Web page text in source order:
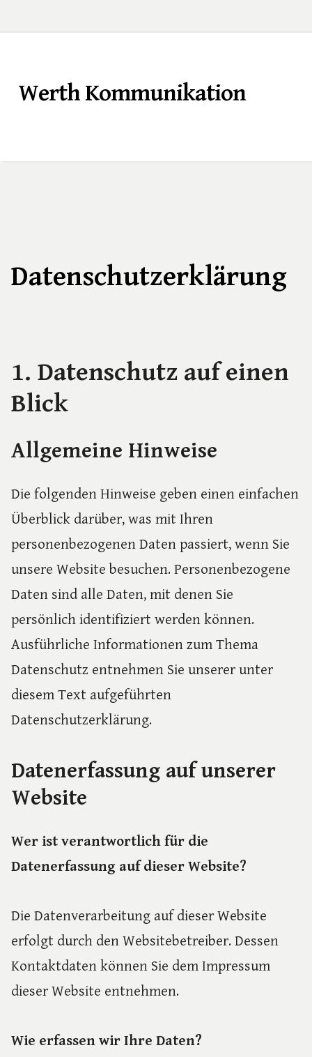
Werth Kommunikation
Datenschutzerklärung
1. Datenschutz auf einen
Blick
Allgemeine Hinweise
Die folgenden Hinweise geben einen einfachen
Überblick darüber, was mit Ihren
personenbezogenen Daten passiert, wenn Sie
unsere Website besuchen. Personenbezogene
Daten sind alle Daten, mit denen Sie
persönlich identifiziert werden können.
Ausführliche Informationen zum Thema
Datenschutz entnehmen Sie unserer unter
diesem Text aufgeführten
Datenschutzerklärung.
Datenerfassung auf unserer
Website
Wer ist verantwortlich für die
Datenerfassung auf dieser Website?
Die Datenverarbeitung auf dieser Website
erfolgt durch den Websitebetreiber. Dessen
Kontaktdaten können Sie dem Impressum
dieser Website entnehmen.
Wie erfassen wir Ihre Daten?